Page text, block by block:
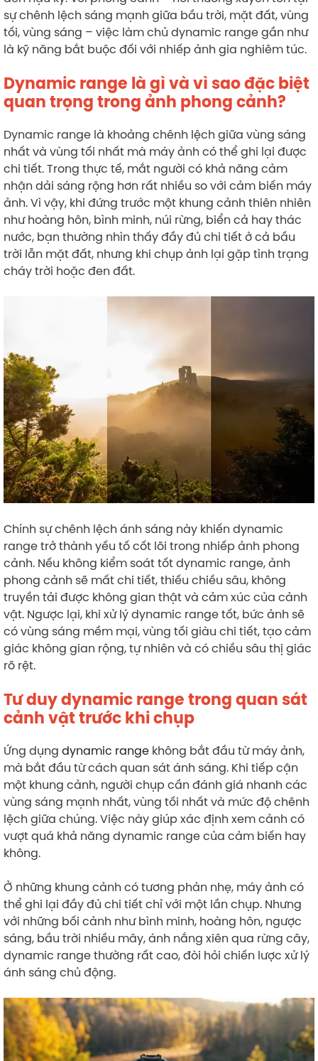
sự chênh lệch sáng mạnh giữa bầu trời, mặt đất, vùng
tối, vùng sáng – việc làm chủ dynamic range gần như
là kỹ năng bắt buộc đối với nhiếp ảnh gia nghiêm túc.
Dynamic range là gì và vì sao đặc biệt
quan trọng trong ảnh phong cảnh?
Dynamic range là khoảng chênh lệch giữa vùng sáng
nhất và vùng tối nhất mà máy ảnh có thể ghi lại được
chi tiết. Trong thực tế, mắt người có khả năng cảm
nhận dải sáng rộng hơn rất nhiều so với cảm biến máy
ảnh. Vì vậy, khi đứng trước một khung cảnh thiên nhiên
như hoàng hôn, bình minh, núi rừng, biển cả hay thác
nước, bạn thường nhìn thấy đầy đủ chi tiết ở cả bầu
trời lẫn mặt đất, nhưng khi chụp ảnh lại gặp tình trạng
cháy trời hoặc đen đất.
Chính sự chênh lệch ánh sáng này khiến dynamic
range trở thành yếu tố cốt lõi trong nhiếp ảnh phong
cảnh. Nếu không kiểm soát tốt dynamic range, ảnh
phong cảnh sẽ mất chi tiết, thiếu chiều sâu, không
truyền tải được không gian thật và cảm xúc của cảnh
vật. Ngược lại, khi xử lý dynamic range tốt, bức ảnh sẽ
có vùng sáng mềm mại, vùng tối giàu chi tiết, tạo cảm
giác không gian rộng, tự nhiên và có chiều sâu thị giác
rõ rệt.
Tư duy dynamic range trong quan sát
cảnh vật trước khi chụp
Ứng dụng dynamic range không bắt đầu từ máy ảnh,
mà bắt đầu từ cách quan sát ánh sáng. Khi tiếp cận
một khung cảnh, người chụp cần đánh giá nhanh các
vùng sáng mạnh nhất, vùng tối nhất và mức độ chênh
lệch giữa chúng. Việc này giúp xác định xem cảnh có
vượt quá khả năng dynamic range của cảm biến hay
không.
Ở những khung cảnh có tương phản nhẹ, máy ảnh có
thể ghi lại đầy đủ chi tiết chỉ với một lần chụp. Nhưng
với những bối cảnh như bình minh, hoàng hôn, ngược
sáng, bầu trời nhiều mây, ánh nắng xiên qua rừng cây,
dynamic range thường rất cao, đòi hỏi chiến lược xử lý
ánh sáng chủ động.